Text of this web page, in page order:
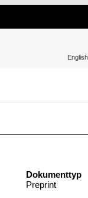
English
Dokumenttyp
Preprint